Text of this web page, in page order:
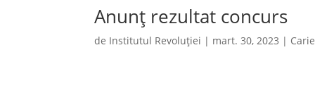
Anunț rezultat concurs
de Institutul Revoluției | mart. 30, 2023 |